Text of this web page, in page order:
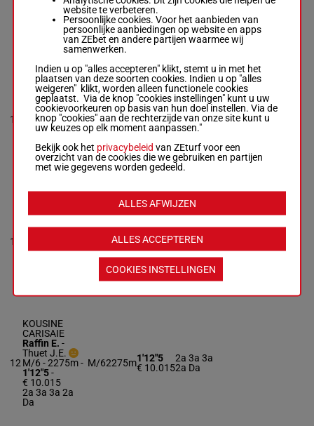
€ 9.270
2a 0a 3a 3a
€ 9.270 3a Da 3a
10
KIERA MAGIC
Lemoine J. B.
Goetz B.
M/6 - 2275m-
1'12"0 -
4a 2a 6a 6a
3a 5a 3a
M/62275m1'12"0
€ 9.600
4a 2a 6a
6a 3a 5a
3a
11
Raffin O.-
Gaillard Ph.
2275m1'14"3
€ 9.915 5a 4a 2a
Da Da
12
KOUSINE
CARISAIE
Raffin E. -
Thuet J.E.
M/6 - 2275m-
1'12"5-
€ 10.015
2a 3a 3a 2a
Da
M/62275m1'12"5
€ 10.015
2a 3a 3a
2a Da
website te verbeteren.
Persoonlijke cookies. Voor het aanbieden van
persoonlijke aanbiedingen op website en apps
van ZEbet en andere partijen waarmee wij
samenwerken.
Indien u op "alles accepteren" klikt, stemt u in met het
plaatsen van deze soorten cookies. Indien u op "alles
weigeren" klikt, worden alleen functionele cookies
geplaatst. Via de knop "cookies instellingen" kunt u uw
cookievoorkeuren op basis van hun doel instellen. Via de
knop "cookies" aan de rechterzijde van onze site kunt u
uw keuzes op elk moment aanpassen."
Bekijk ook het privacybeleid van ZEturf voor een
overzicht van de cookies die we gebruiken en partijen
met wie gegevens worden gedeeld.
ALLES ACCEPTEREN
ALLES AFWIJZEN
COOKIES INSTELLINGEN